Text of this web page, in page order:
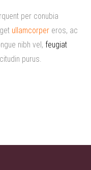
per conubia
ullamcorper eros, ac
nibh vel, feugiat
purus.